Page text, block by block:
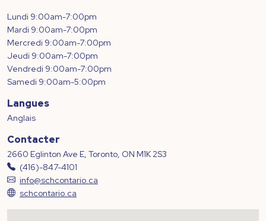
Lundi 9:00am-7:00pm
Mardi 9:00am-7:00pm
Mercredi 9:00am-7:00pm
Jeudi 9:00am-7:00pm
Vendredi 9:00am-7:00pm
Samedi 9:00am-5:00pm
Langues
Anglais
Contacter
2660 Eglinton Ave E, Toronto, ON M1K 2S3
(416)-847-4101
info@schcontario.ca
schcontario.ca